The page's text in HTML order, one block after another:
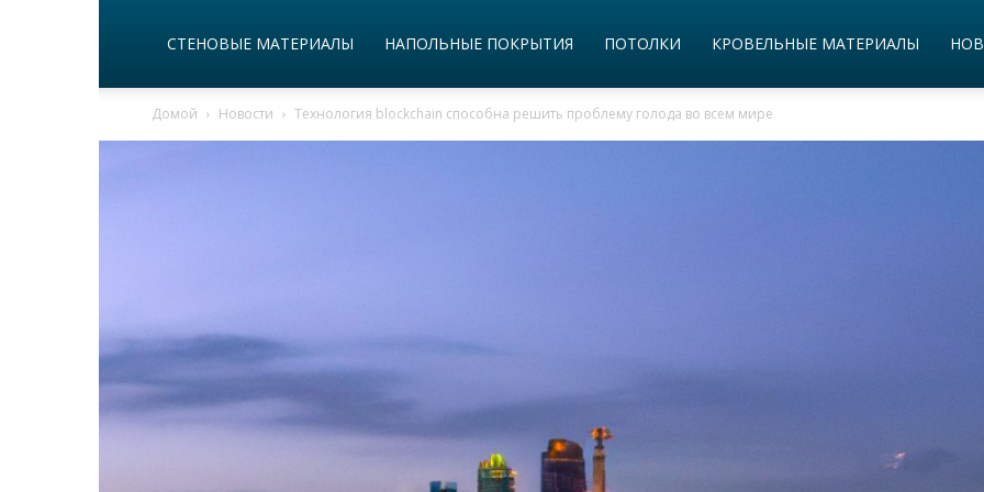
СТЕНОВЫЕ МАТЕРИАЛЫ НАПОЛЬНЫЕ ПОКРЫТИЯ ПОТОЛКИ КРОВЕЛЬНЫЕ МАТЕРИАЛЫ
Домой Новости Технология blockchain способна решить проблему голода во всем мире